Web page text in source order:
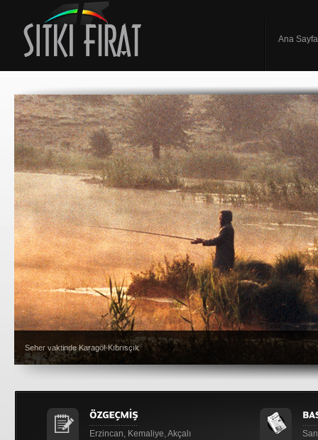
Ana Sayfa
Seher vaktinde Karagöl-Kıbrısçık
Erzincan, Kemaliye, Akçalı